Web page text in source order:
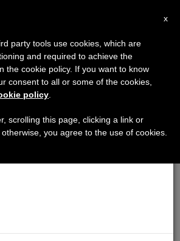
×
al 7 de agosto haremos la pausa
que en el periodo de verano
informaciones y también el
x
party tools use cookies, which are
and required to achieve the
the cookie policy. If you want to know
consent to all or some of the cookies,
policy
scrolling this page, clicking a link or
you agree to the use of cookies.